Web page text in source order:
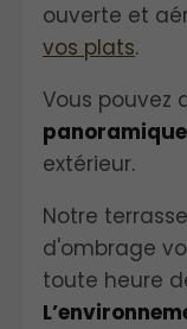
ouverte et
vos plats.
Vous pouvez
panoramique
extérieur.
Notre
d'ombrage
toute heure